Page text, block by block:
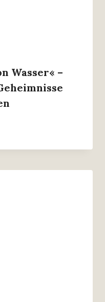
Wasser« –